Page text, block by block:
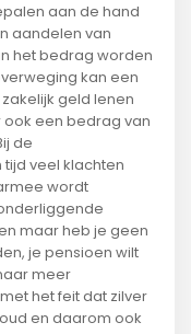
aan de hand
aandelen van
het bedrag worden
kan een
geld lenen
een bedrag van
de
veel klachten
wordt
maar heb je geen
je pensioen wilt
meer
het feit dat zilver
en daarom ook